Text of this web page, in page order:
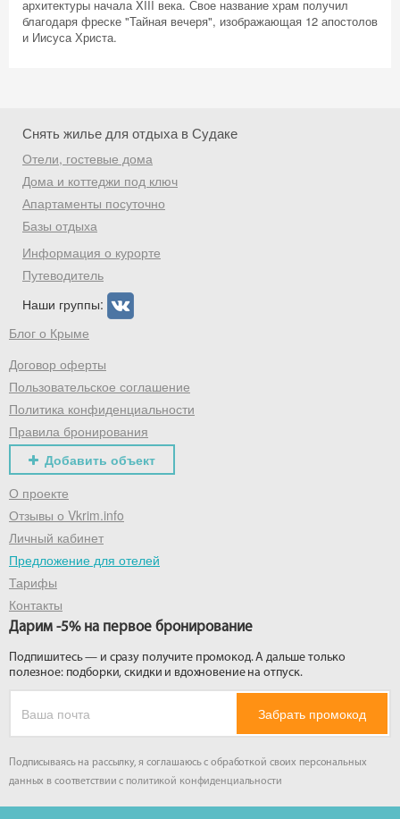
архитектуры начала XIII века. Свое название храм получил
благодаря фреске "Тайная вечеря", изображающая 12 апостолов
и Иисуса Христа.
Снять жилье для отдыха в Судаке
Отели, гостевые дома
Дома и коттеджи под ключ
Апартаменты посуточно
Базы отдыха
Информация о курорте
Путеводитель
Наши группы:
Блог о Крыме
Договор оферты
Пользовательское соглашение
Политика конфиденциальности
Правила бронирования
Добавить объект
О проекте
Отзывы о Vkrim.info
Личный кабинет
Предложение для отелей
Тарифы
Контакты
Дарим -5% на первое бронирование
Подпишитесь — и сразу получите промокод. А дальше только
полезное: подборки, скидки и вдохновение на отпуск.
Забрать промокод
Подписываясь на рассылку, я соглашаюсь с обработкой своих персональных
данных в соответствии с политикой конфиденциальности
Получить промокод